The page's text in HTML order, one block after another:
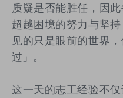
质疑是否能胜任，因
超越困境的努力与坚
见的只是眼前的世界
过」。
这一天的志工经验不